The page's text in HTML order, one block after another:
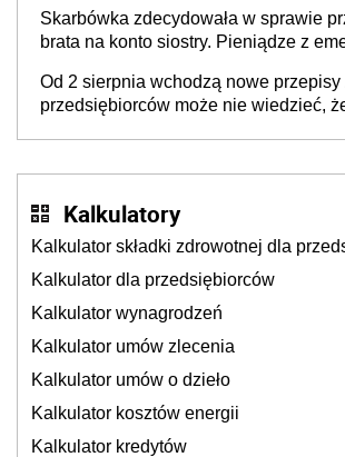
Skarbówka zdecydowała w sprawie
brata na konto siostry. Pieniądze z
będzie
Od 2 sierpnia wchodzą nowe przepisy
przedsiębiorców może nie wiedzieć,
Kalkulatory
Kalkulator składki zdrowotnej dla
Kalkulator dla przedsiębiorców
Kalkulator wynagrodzeń
Kalkulator umów zlecenia
Kalkulator umów o dzieło
Kalkulator kosztów energii
Kalkulator kredytów